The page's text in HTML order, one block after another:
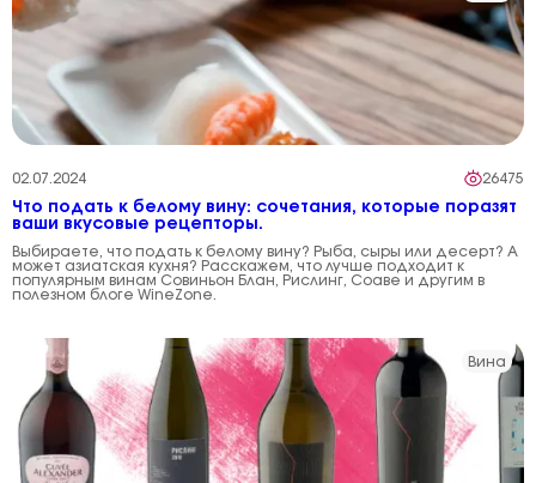
02.07.2024 26475
Что подать к белому вину: сочетания, которые поразят
ваши вкусовые рецепторы.
Выбираете, что подать к белому вину? Рыба, сыры или десерт? А
может азиатская кухня? Расскажем, что лучше подходит к
популярным винам Совиньон Блан, Рислинг, Соаве и другим в
полезном блоге WineZone.
Вина